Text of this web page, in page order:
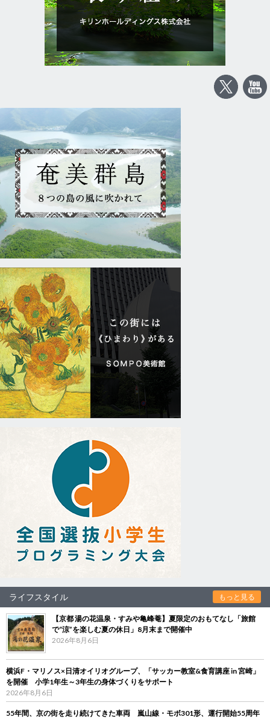
ライフスタイル もっと見る
【京都 湯の花温泉・すみや亀峰菴】夏限定のおもてなし「旅館
で“涼”を楽しむ夏の休日」8月末まで開催中
2026年8月6日
横浜F・マリノス×日清オイリオグループ、「サッカー教室&食育講座 in 宮崎」
を開催 小学1年生～3年生の身体づくりをサポート
2026年8月6日
55年間、京の街を走り続けてきた車両 嵐山線・モボ301形、運行開始55周年